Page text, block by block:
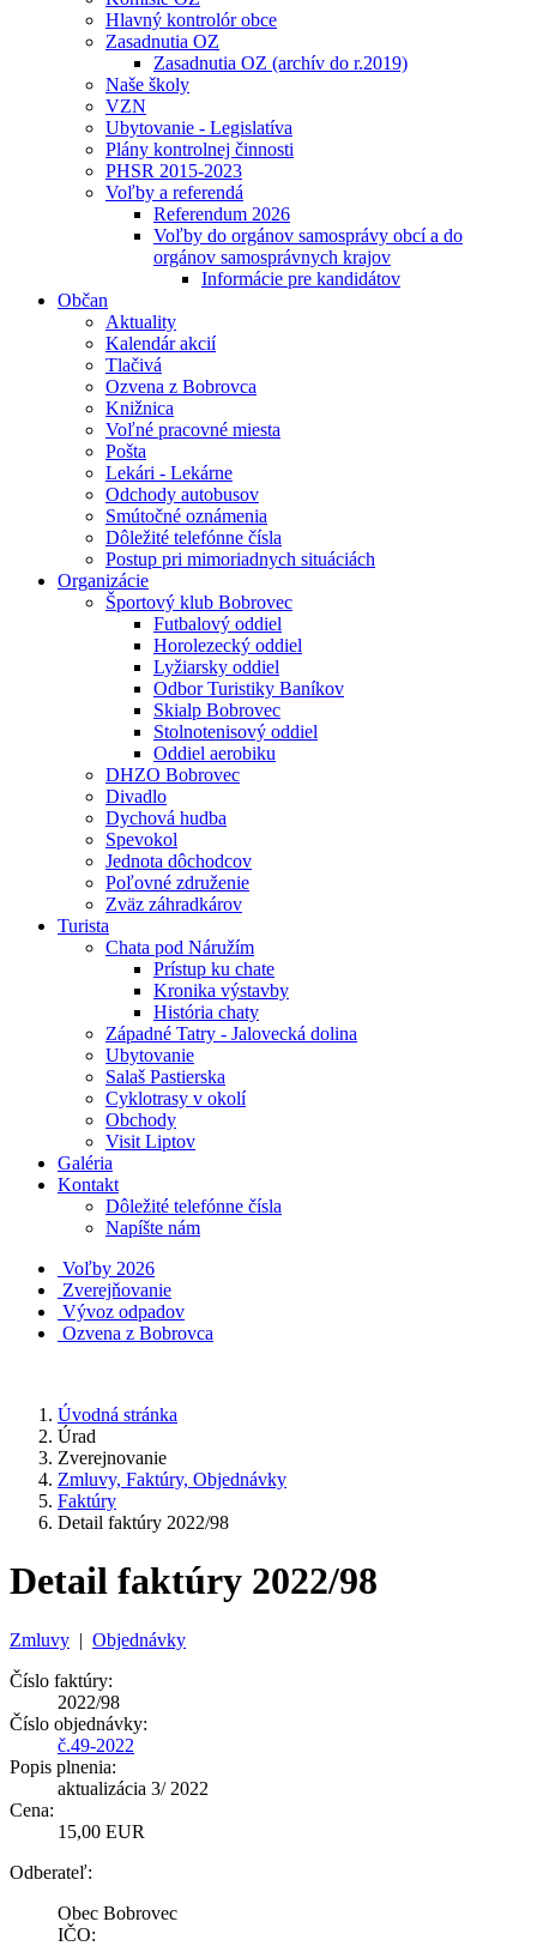
Hlavný kontrolór obce
Zasadnutia OZ
Zasadnutia OZ (archív do r.2019)
Naše školy
VZN
Ubytovanie - Legislatíva
Plány kontrolnej činnosti
PHSR 2015-2023
Voľby a referendá
Referendum 2026
Voľby do orgánov samosprávy obcí a do
orgánov samosprávnych krajov
Informácie pre kandidátov
Občan
Aktuality
Kalendár akcií
Tlačivá
Ozvena z Bobrovca
Knižnica
Voľné pracovné miesta
Pošta
Lekári - Lekárne
Odchody autobusov
Smútočné oznámenia
Dôležité telefónne čísla
Postup pri mimoriadnych situáciách
Organizácie
Športový klub Bobrovec
Futbalový oddiel
Horolezecký oddiel
Lyžiarsky oddiel
Odbor Turistiky Baníkov
Skialp Bobrovec
Stolnotenisový oddiel
Oddiel aerobiku
DHZO Bobrovec
Divadlo
Dychová hudba
Spevokol
Jednota dôchodcov
Poľovné združenie
Zväz záhradkárov
Turista
Chata pod Náružím
Prístup ku chate
Kronika výstavby
História chaty
Západné Tatry - Jalovecká dolina
Ubytovanie
Salaš Pastierska
Cyklotrasy v okolí
Obchody
Visit Liptov
Galéria
Kontakt
Dôležité telefónne čísla
Napíšte nám
Voľby 2026
Zverejňovanie
Vývoz odpadov
Ozvena z Bobrovca
Úvodná stránka
Úrad
Zverejnovanie
Zmluvy, Faktúry, Objednávky
Faktúry
Detail faktúry 2022/98
Detail faktúry 2022/98
Zmluvy | Objednávky
Číslo faktúry:
2022/98
Číslo objednávky:
č.49-2022
Popis plnenia:
aktualizácia 3/ 2022
Cena:
15,00 EUR
Odberateľ:
Obec Bobrovec
IČO: